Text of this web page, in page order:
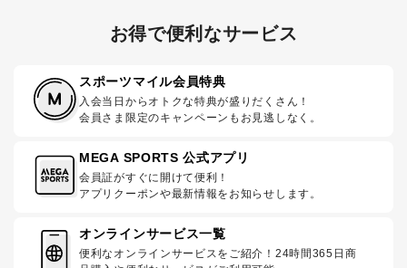
お得で便利なサービス
スポーツマイル会員特典
入会当日からオトクな特典が盛りだくさん！
会員さま限定のキャンペーンもお見逃しなく。
MEGA SPORTS 公式アプリ
会員証がすぐに開けて便利！
アプリクーポンや最新情報をお知らせします。
オンラインサービス一覧
便利なオンラインサービスをご紹介！24時間365日商